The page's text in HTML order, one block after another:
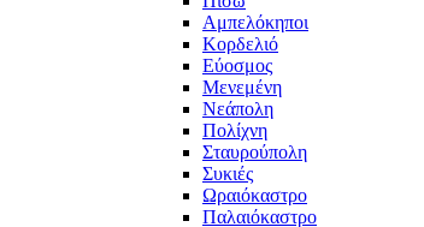
Αμπελόκηποι
Κορδελιό
Εύοσμος
Μενεμένη
Νεάπολη
Πολίχνη
Σταυρούπολη
Συκιές
Ωραιόκαστρο
Παλαιόκαστρο